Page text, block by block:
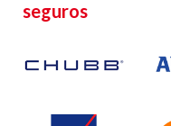
seguros